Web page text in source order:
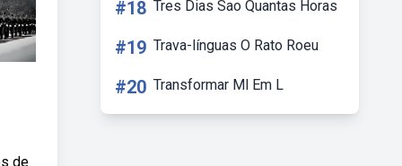
de
#18 Tres Dias Sao Quantas Horas
#19 Trava-línguas O Rato Roeu
#20 Transformar Ml Em L